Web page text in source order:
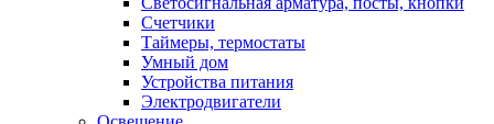
Счетчики
Таймеры, термостаты
Умный дом
Устройства питания
Электродвигатели